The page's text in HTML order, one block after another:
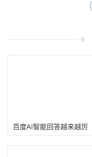
百度AI智能回答越来越厉
害，还能不能做网站？